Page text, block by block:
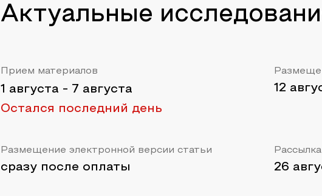
Актуальные
Прием материалов
1 августа - 7 августа
Остался последний день
12
Размещение электронной версии статьи
сразу после оплаты 26